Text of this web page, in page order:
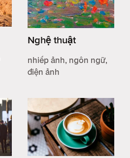
Nghệ thuật
nhiếp ảnh, ngôn ngữ,
điện ảnh